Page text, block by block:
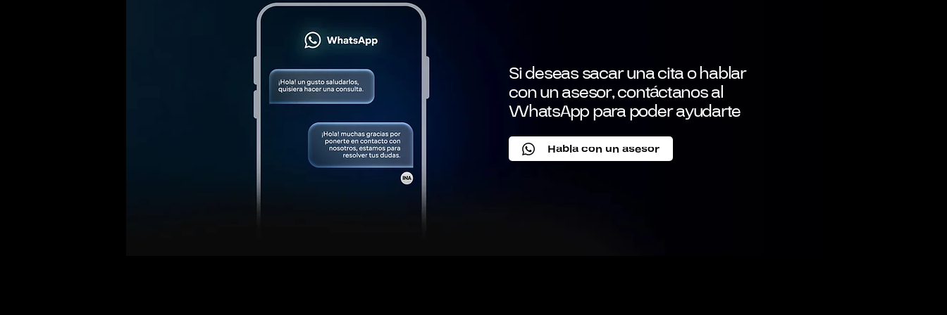
Habla con un asesor
Si deseas sacar una cita o hablar
con un asesor, contáctanos al
WhatsApp para poder ayudarte